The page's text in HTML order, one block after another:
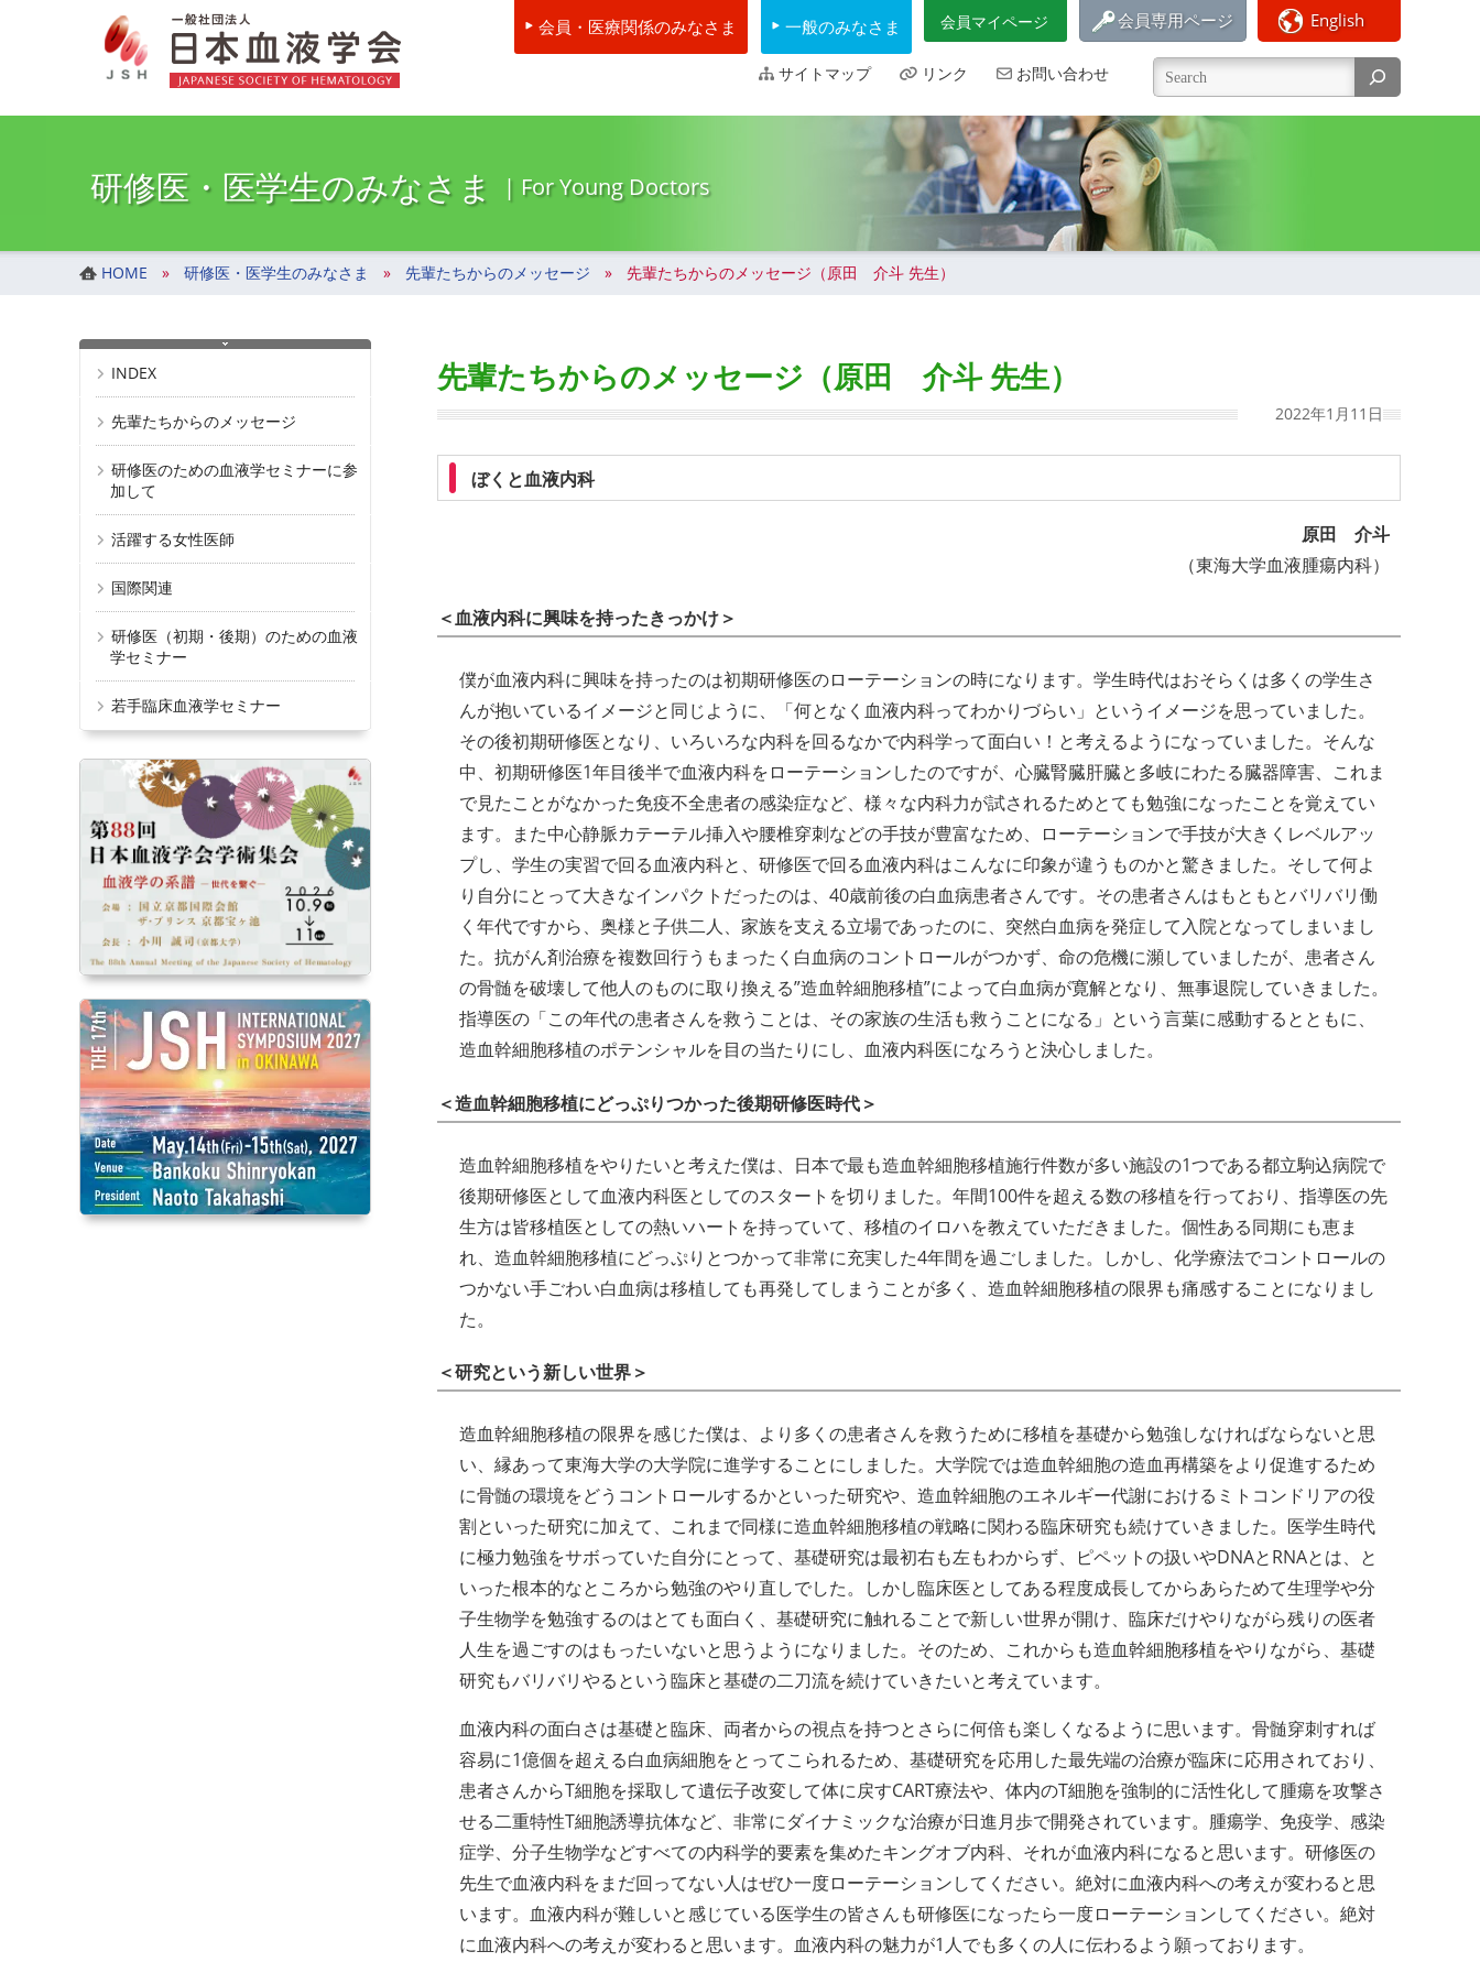
ツ
プ
シ
動
English
一般社団法人 日本血液学会 会員専用ページ
会員・医療関係のみなさま 一般のみなさま
サイトマップ リンク お問い合わせ
会員マイページ
研修医・医学生のみなさま | For Young Doctors
HOME 研修医・医学生のみなさま 先輩たちからのメッセージ 先輩たちからのメッセージ（原田 介斗 先生）
先輩たちからのメッセージ（原田 介斗 先生）
最
更
:
2022年1月11日
ぼくと血液内科
原田 介斗
（東海大学血液腫瘍内科）
＜血液内科に興味を持ったきっかけ＞
僕が血液内科に興味を持ったのは初期研修医のローテーションの時になります。学生時代はおそらくは多くの学生さ
んが抱いているイメージと同じように、「何となく血液内科ってわかりづらい」というイメージを思っていました。
その後初期研修医となり、いろいろな内科を回るなかで内科学って面白い！と考えるようになっていました。そんな
中、初期研修医1年目後半で血液内科をローテーションしたのですが、心臓腎臓肝臓と多岐にわたる臓器障害、これま
で見たことがなかった免疫不全患者の感染症など、様々な内科力が試されるためとても勉強になったことを覚えてい
ます。また中心静脈カテーテル挿入や腰椎穿刺などの手技が豊富なため、ローテーションで手技が大きくレベルアッ
プし、学生の実習で回る血液内科と、研修医で回る血液内科はこんなに印象が違うものかと驚きました。そして何よ
り自分にとって大きなインパクトだったのは、40歳前後の白血病患者さんです。その患者さんはもともとバリバリ働
く年代ですから、奥様と子供二人、家族を支える立場であったのに、突然白血病を発症して入院となってしまいまし
た。抗がん剤治療を複数回行うもまったく白血病のコントロールがつかず、命の危機に瀕していましたが、患者さん
の骨髄を破壊して他人のものに取り換える”造血幹細胞移植”によって白血病が寛解となり、無事退院していきました。
指導医の「この年代の患者さんを救うことは、その家族の生活も救うことになる」という言葉に感動するとともに、
造血幹細胞移植のポテンシャルを目の当たりにし、血液内科医になろうと決心しました。
＜造血幹細胞移植にどっぷりつかった後期研修医時代＞
造血幹細胞移植をやりたいと考えた僕は、日本で最も造血幹細胞移植施行件数が多い施設の1つである都立駒込病院で
後期研修医として血液内科医としてのスタートを切りました。年間100件を超える数の移植を行っており、指導医の先
生方は皆移植医としての熱いハートを持っていて、移植のイロハを教えていただきました。個性ある同期にも恵ま
れ、造血幹細胞移植にどっぷりとつかって非常に充実した4年間を過ごしました。しかし、化学療法でコントロールの
つかない手ごわい白血病は移植しても再発してしまうことが多く、造血幹細胞移植の限界も痛感することになりまし
た。
＜研究という新しい世界＞
造血幹細胞移植の限界を感じた僕は、より多くの患者さんを救うために移植を基礎から勉強しなければならないと思
い、縁あって東海大学の大学院に進学することにしました。大学院では造血幹細胞の造血再構築をより促進するため
に骨髄の環境をどうコントロールするかといった研究や、造血幹細胞のエネルギー代謝におけるミトコンドリアの役
割といった研究に加えて、これまで同様に造血幹細胞移植の戦略に関わる臨床研究も続けていきました。医学生時代
に極力勉強をサボっていた自分にとって、基礎研究は最初右も左もわからず、ピペットの扱いやDNAとRNAとは、と
いった根本的なところから勉強のやり直しでした。しかし臨床医としてある程度成長してからあらためて生理学や分
子生物学を勉強するのはとても面白く、基礎研究に触れることで新しい世界が開け、臨床だけやりながら残りの医者
人生を過ごすのはもったいないと思うようになりました。そのため、これからも造血幹細胞移植をやりながら、基礎
研究もバリバリやるという臨床と基礎の二刀流を続けていきたいと考えています。
血液内科の面白さは基礎と臨床、両者からの視点を持つとさらに何倍も楽しくなるように思います。骨髄穿刺すれば
容易に1億個を超える白血病細胞をとってこられるため、基礎研究を応用した最先端の治療が臨床に応用されており、
患者さんからT細胞を採取して遺伝子改変して体に戻すCART療法や、体内のT細胞を強制的に活性化して腫瘍を攻撃さ
せる二重特性T細胞誘導抗体など、非常にダイナミックな治療が日進月歩で開発されています。腫瘍学、免疫学、感染
症学、分子生物学などすべての内科学的要素を集めたキングオブ内科、それが血液内科になると思います。研修医の
先生で血液内科をまだ回ってない人はぜひ一度ローテーションしてください。絶対に血液内科への考えが変わると思
います。血液内科が難しいと感じている医学生の皆さんも研修医になったら一度ローテーションしてください。絶対
に血液内科への考えが変わると思います。血液内科の魅力が1人でも多くの人に伝わるよう願っております。
INDEX
先輩たちからのメッセージ
研修医のための血液学セミナーに参
加して
活躍する女性医師
国際関連
研修医（初期・後期）のための血液
学セミナー
若手臨床血液学セミナー